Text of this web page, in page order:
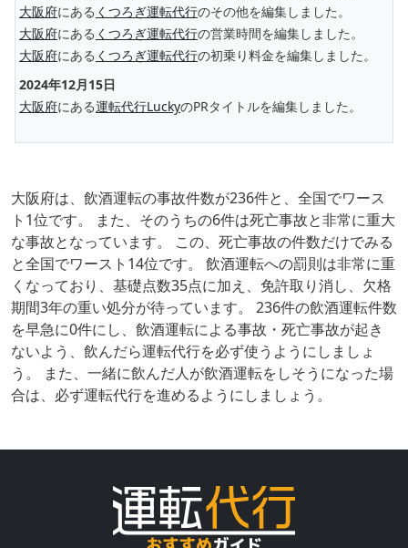
大阪府にある くつろぎ運転代行のその他を編集しました。
大阪府にある くつろぎ運転代行の営業時間を編集しました。
大阪府にある くつろぎ運転代行の初乗り料金を編集しました。
2024年12月15日
大阪府にある運転代行LuckyのPRタイトルを編集しました。
大阪府は、飲酒運転の事故件数が236件と、全国でワース
ト1位です。 また、そのうちの6件は死亡事故と非常に重大
な事故となっています。 この、死亡事故の件数だけでみる
と全国でワースト14位です。 飲酒運転への罰則は非常に重
くなっており、基礎点数35点に加え、免許取り消し、欠格
期間3年の重い処分が待っています。 236件の飲酒運転件数
を早急に0件にし、飲酒運転による事故・死亡事故が起き
ないよう、飲んだら運転代行を必ず使うようにしましょ
う。 また、一緒に飲んだ人が飲酒運転をしそうになった場
合は、必ず運転代行を進めるようにしましょう。